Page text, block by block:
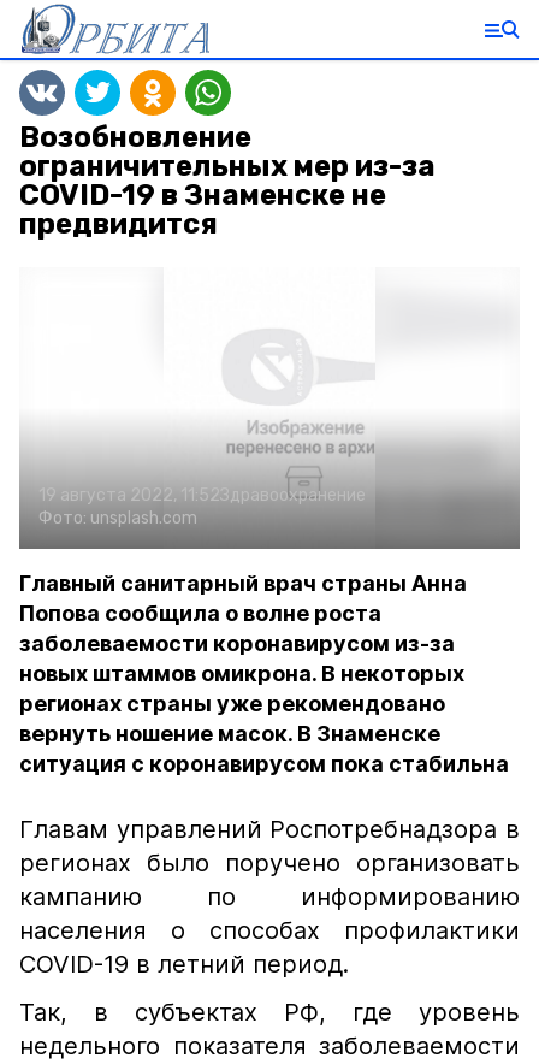
Возобновление
ограничительных мер из-за
COVID-19 в Знаменске не
предвидится
19 августа 2022, 11:52Здравоохранение
Фото: unsplash.com
Главный санитарный врач страны Анна
Попова сообщила о волне роста
заболеваемости коронавирусом из-за
новых штаммов омикрона. В некоторых
регионах страны уже рекомендовано
вернуть ношение масок. В Знаменске
ситуация с коронавирусом пока стабильна
Главам управлений Роспотребнадзора в
регионах было поручено организовать
кампанию по информированию
населения о способах профилактики
COVID-19 в летний период.
Так, в субъектах РФ, где уровень
недельного показателя заболеваемости